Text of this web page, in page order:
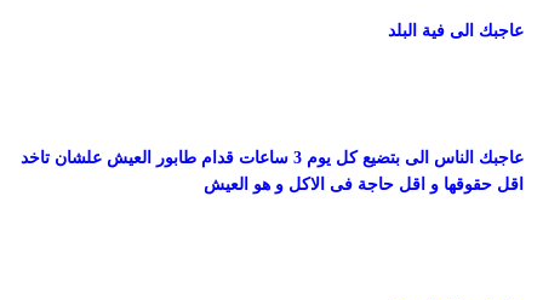
عاجبك الى فية البلد
عاجبك الناس الى بتضيع كل يوم 3 ساعات قدام طابور العيش علشان تاخد
اقل حقوقها و اقل حاجة فى الاكل و هو العيش